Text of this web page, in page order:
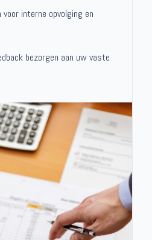
interne opvolging en
bezorgen aan uw vaste